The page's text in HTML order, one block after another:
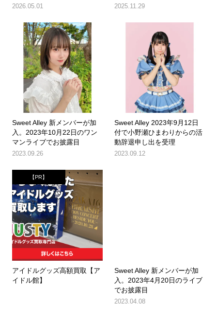
2026.05.01 2025.11.29
Sweet Alley 新メンバーが加
入。2023年10月22日のワン
マンライブでお披露目
2023.09.26
Sweet Alley 2023年9月12日
付で小野瀬ひまわりからの活
動辞退申し出を受理
2023.09.12
【PR】
アイドルグッズ高額買取【ア
イドル館】
Sweet Alley 新メンバーが加
入。2023年4月20日のライブ
でお披露目
2023.04.08